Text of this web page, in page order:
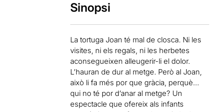
Sinopsi
La tortuga Joan té mal de closca. Ni les
visites, ni els regals, ni les herbetes
aconsegueixen alleugerir-li el dolor.
L’hauran de dur al metge. Però al Joan,
això li fa més por que gràcia, perquè…
qui no té por d’anar al metge? Un
espectacle que ofereix als infants